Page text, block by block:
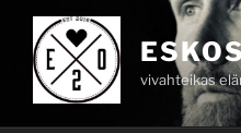
content
vivahteikas